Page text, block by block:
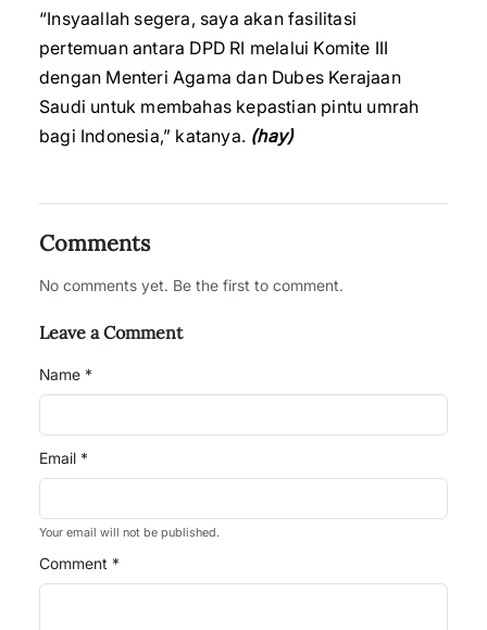
“Insyaallah segera, saya akan fasilitasi
pertemuan antara DPD RI melalui Komite III
dengan Menteri Agama dan Dubes Kerajaan
Saudi untuk membahas kepastian pintu umrah
bagi Indonesia,” katanya. (hay)
Comments
No comments yet. Be the first to comment.
Leave a Comment
Name *
Email *
Your email will not be published.
Comment *